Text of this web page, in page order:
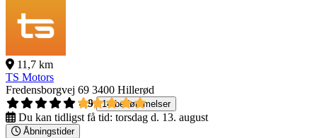
11,7 km
TS Motors
Fredensborgvej 69 3400 Hillerød
4,9
14 bedømmelser
Du kan tidligst få tid: torsdag d. 13. august
Åbningstider